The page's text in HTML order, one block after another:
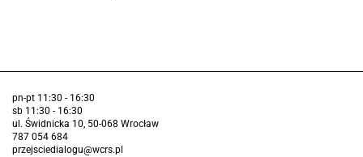
pn-pt 11:30 - 16:30
sb 11:30 - 16:30
ul. Świdnicka 10, 50-068 Wrocław
787 054 684
przejsciedialogu@wcrs.pl